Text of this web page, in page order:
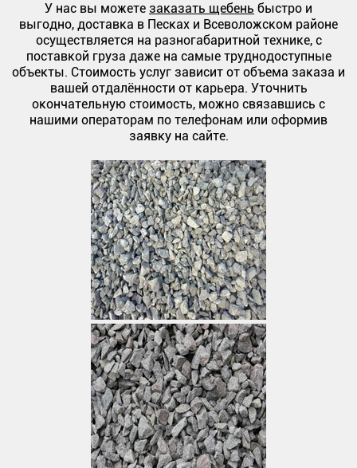
У нас вы можете заказать щебень быстро и
выгодно, доставка в Песках и Всеволожском районе
осуществляется на разногабаритной технике, с
поставкой груза даже на самые труднодоступные
объекты. Стоимость услуг зависит от объема заказа и
вашей отдалённости от карьера. Уточнить
окончательную стоимость, можно связавшись с
нашими операторам по телефонам или оформив
заявку на сайте.